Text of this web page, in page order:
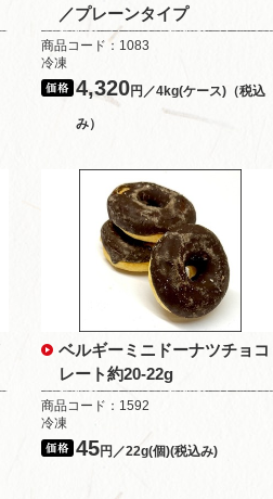
／プレーンタイプ
商品コード：1083
冷凍
4,320円／4kg(ケース)（税込
み）
ベルギーミニドーナツチョコ
レート約20-22g
商品コード：1592
冷凍
45円／22g(個)(税込み)